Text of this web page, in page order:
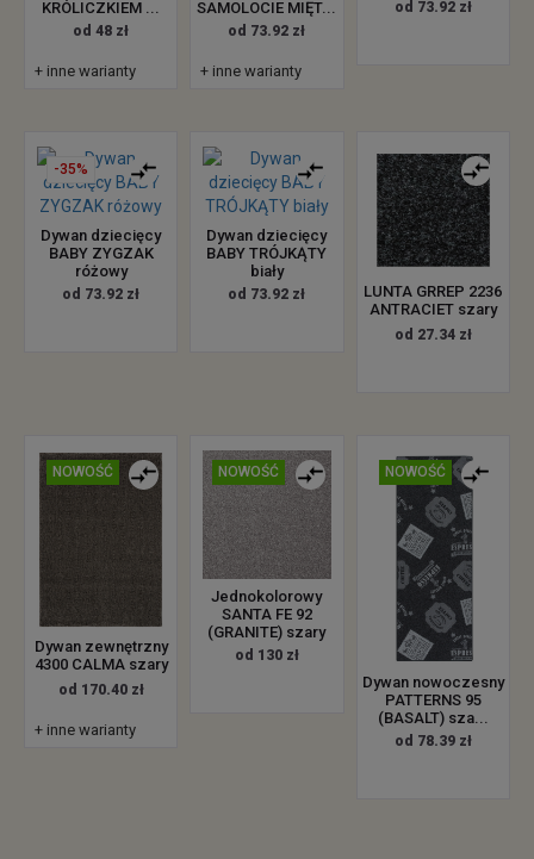
KRÓLICZKIEM ...
od 48 zł
+ inne warianty
SAMOLOCIE MIĘT...
od 73.92 zł
+ inne warianty
od 73.92 zł
-35%
Dywan dziecięcy
BABY ZYGZAK
różowy
od 73.92 zł
Dywan dziecięcy
BABY TRÓJKĄTY
biały
od 73.92 zł
LUNTA GRREP 2236
ANTRACIET szary
od 27.34 zł
NOWOŚĆ
Dywan zewnętrzny
4300 CALMA szary
od 170.40 zł
+ inne warianty
NOWOŚĆ
Jednokolorowy
SANTA FE 92
(GRANITE) szary
od 130 zł
NOWOŚĆ
Dywan nowoczesny
PATTERNS 95
(BASALT) sza...
od 78.39 zł